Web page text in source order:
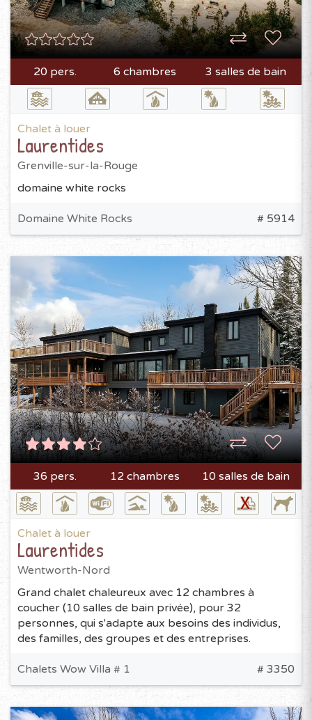
20 pers. 6 chambres 3 salles de bain
Chalet à louer
Laurentides
Grenville-sur-la-Rouge
domaine white rocks
Domaine White Rocks # 5914
36 pers. 12 chambres 10 salles de bain
Chalet à louer
Laurentides
Wentworth-Nord
Grand chalet chaleureux avec 12 chambres à
coucher (10 salles de bain privée), pour 32
personnes, qui s'adapte aux besoins des individus,
des familles, des groupes et des entreprises.
Chalets Wow Villa # 1 # 3350